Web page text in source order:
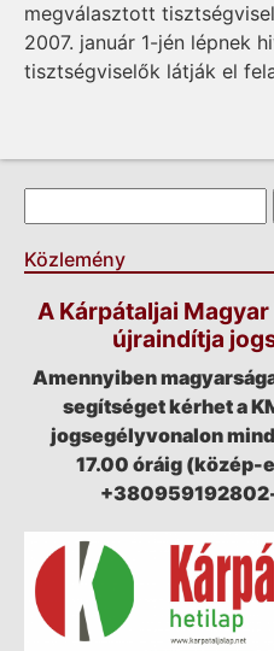
megválasztott
2007. január 1-jén lépnek
tisztségviselők látják el
Keresés űrlap
Közlemény
A Kárpátaljai
újraindítja
Amennyiben
segítséget kérhet a
jogsegélyvonalon
17.00 óráig (közép-